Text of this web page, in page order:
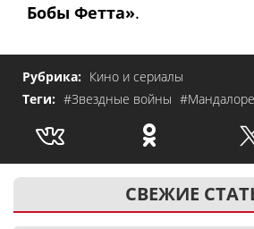
Бобы Фетта».
Рубрика: Кино и сериалы
Теги: #Звездные войны
СВЕЖИЕ